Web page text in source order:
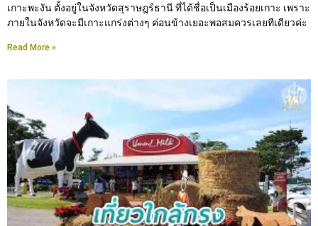
เกาะพะงัน ตั้งอยู่ในจังหวัดสุราษฎร์ธานี ที่ได้ชื่อเป็นเมืองร้อยเกาะ เพราะ
ภายในจังหวัดจะมีเกาะแกร่งต่างๆ ค่อนข้างเยอะพอสมควรเลยทีเดียวค่ะ
Read More »